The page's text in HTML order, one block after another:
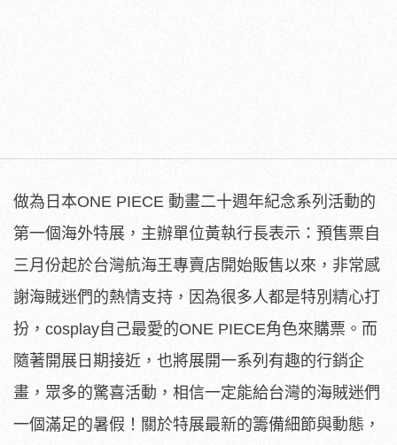
做為日本ONE PIECE 動畫二十週年紀念系列活動的
第一個海外特展，主辦單位黃執行長表示：預售票自
三月份起於台灣航海王專賣店開始販售以來，非常感
謝海賊迷們的熱情支持，因為很多人都是特別精心打
扮，cosplay自己最愛的ONE PIECE角色來購票。而
隨著開展日期接近，也將展開一系列有趣的行銷企
畫，眾多的驚喜活動，相信一定能給台灣的海賊迷們
一個滿足的暑假！關於特展最新的籌備細節與動態，